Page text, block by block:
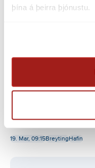
þína á þeirra þjónustu.